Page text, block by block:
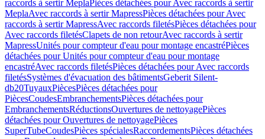
raccords à sertir MeplaPièces détachées pour Avec raccords à sertir
MeplaAvec raccords à sertir MapressPièces détachées pour Avec
raccords à sertir MapressAvec raccords filetésPièces détachées pour
Avec raccords filetésClapets de non retourAvec raccords à sertir
MapressUnités pour compteur d'eau pour montage encastréPièces
détachées pour Unités pour compteur d'eau pour montage
encastréAvec raccords filetésPièces détachées pour Avec raccords
filetésSystèmes d'évacuation des bâtimentsGeberit Silent-
db20TuyauxPiècesPièces détachées pour
PiècesCoudesEmbranchementsPièces détachées pour
EmbranchementsRéductionsOuvertures de nettoyagePièces
détachées pour Ouvertures de nettoyagePièces
SuperTubeCoudesPièces spécialesRaccordementsPièces détachées